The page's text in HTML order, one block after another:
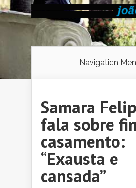
Navigation
Samara
fala sobre
casamento:
“Exausta e
cansada”